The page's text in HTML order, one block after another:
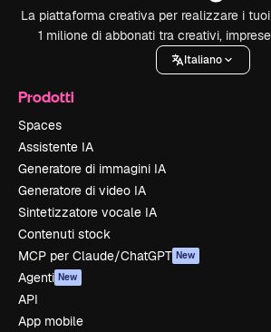
La piattaforma creativa per realizzare i
1 milione di abbonati tra creativi,
Italiano
Prodotti
Spaces
Assistente IA
Generatore di immagini IA
Generatore di video IA
Sintetizzatore vocale IA
Contenuti stock
MCP per Claude/ChatGPT New
Agenti New
API
App mobile